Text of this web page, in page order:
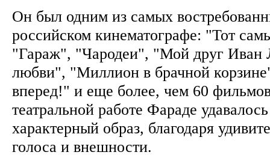
Он был одним из самых
российском кинематографе: "Тот
"Гараж", "Чародеи", "Мой друг
любви", "Миллион в брачной
вперед!" и еще более, чем 60
театральной работе Фараде
характерный образ, благодаря
голоса и внешности.